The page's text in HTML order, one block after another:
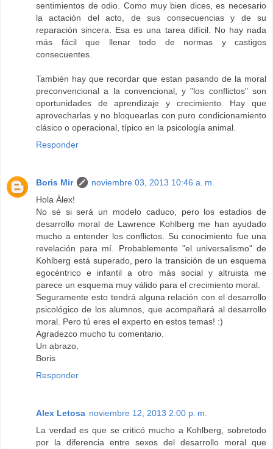
sentimientos de odio. Como muy bien dices, es necesario
la actación del acto, de sus consecuencias y de su
reparación sincera. Esa es una tarea difícil. No hay nada
más fácil que llenar todo de normas y castigos
consecuentes.
También hay que recordar que estan pasando de la moral
preconvencional a la convencional, y "los conflictos" son
oportunidades de aprendizaje y crecimiento. Hay que
aprovecharlas y no bloquearlas con puro condicionamiento
clásico o operacional, típico en la psicología animal.
Responder
Boris Mir
noviembre 03, 2013 10:46 a. m.
Hola Àlex!
No sé si será un modelo caduco, pero los estadios de
desarrollo moral de Lawrence Kohlberg me han ayudado
mucho a entender los conflictos. Su conocimiento fue una
revelación para mí. Probablemente "el universalismo" de
Kohlberg está superado, pero la transición de un esquema
egocéntrico e infantil a otro más social y altruista me
parece un esquema muy válido para el crecimiento moral.
Seguramente esto tendrá alguna relación con el desarrollo
psicológico de los alumnos, que acompañará al desarrollo
moral. Pero tú eres el experto en estos temas! :)
Agradezco mucho tu comentario.
Un abrazo,
Boris
Responder
Alex Letosa noviembre 12, 2013 2:00 p. m.
La verdad es que se criticó mucho a Kohlberg, sobretodo
por la diferencia entre sexos del desarrollo moral que